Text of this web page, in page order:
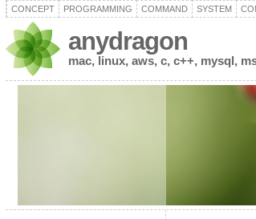
CONCEPT PROGRAMMING COMMAND SYSTEM
anydragon
mac, linux, aws, c, c++, mysql,